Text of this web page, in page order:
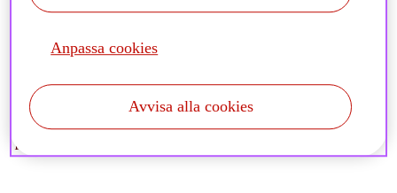
I denna förvaltarträff intervjuar vi Geir Magne Bøe som
arbetar i Storebrands kvantteam som förvaltar indexnära
fonder och faktorfonder.
Anpassa cookies
Avvisa alla cookies